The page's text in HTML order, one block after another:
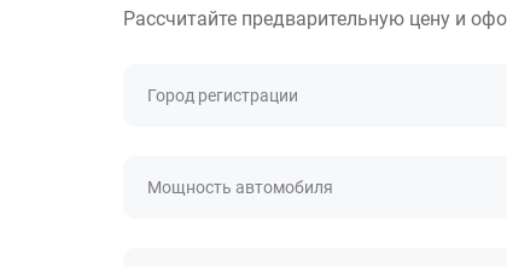
Рассчитайте предварительную цену и
Город регистрации
Мощность автомобиля